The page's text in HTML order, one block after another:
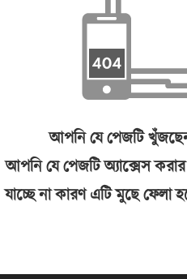
আপনি যে পেজটি
আপনি যে পেজটি অ্যাক্সেস
যাচ্ছে না কারণ এটি মুছে ফেলা